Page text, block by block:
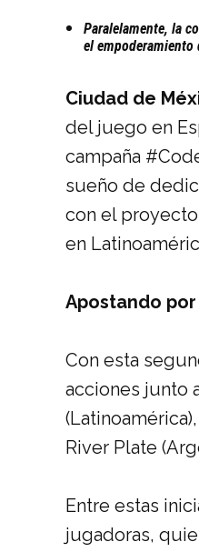
Paralelamente, la
el empoderamiento
Ciudad de
del juego en
campaña
sueño de
con el proyecto
en
Apostando
Con esta
acciones junto
River Plate
Entre estas
jugadoras,